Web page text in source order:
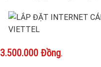
3.500.000 Đồng.